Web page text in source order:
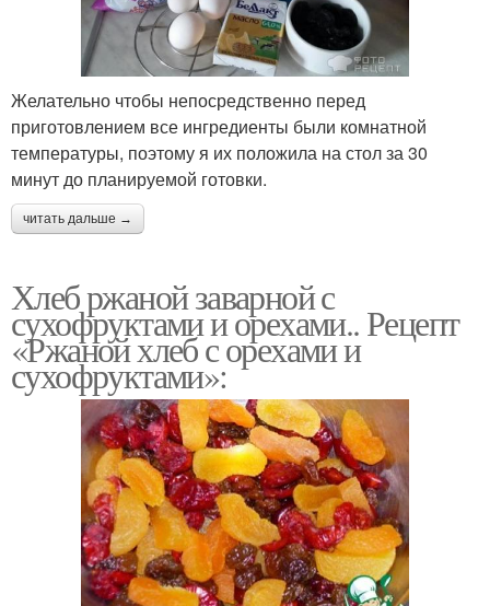
Желательно чтобы непосредственно перед
приготовлением все ингредиенты были комнатной
температуры, поэтому я их положила на стол за 30
минут до планируемой готовки.
читать дальше →
Хлеб ржаной заварной с
сухофруктами и орехами.. Рецепт
«Ржаной хлеб с орехами и
сухофруктами»: